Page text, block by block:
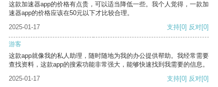
这款加速器app的价格有点贵，可以适当降低一些。我个人觉得，一款加
速器app的价格应该在50元以下才比较合理。
2025-01-17
支持[0] 反对[0]
游客
这款app就像我的私人助理，随时随地为我的办公提供帮助。我经常需要
查找资料，这款app的搜索功能非常强大，能够快速找到我需要的信息。
2025-01-17
支持[0] 反对[0]